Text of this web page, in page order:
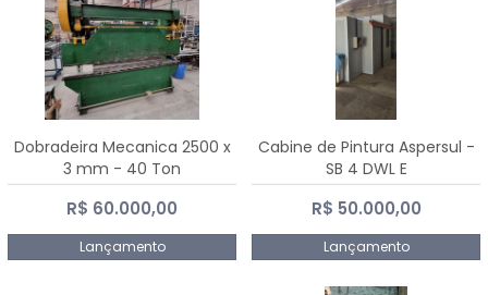
Dobradeira Mecanica 2500 x
3 mm - 40 Ton
R$ 60.000,00
Lançamento
Cabine de Pintura Aspersul -
SB 4 DWL E
R$ 50.000,00
Lançamento